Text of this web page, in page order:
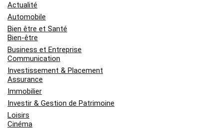
Actualité
Automobile
Bien être et Santé
Bien-être
Business et Entreprise
Communication
Investissement & Placement
Assurance
Immobilier
Investir & Gestion de Patrimoine
Loisirs
Cinéma